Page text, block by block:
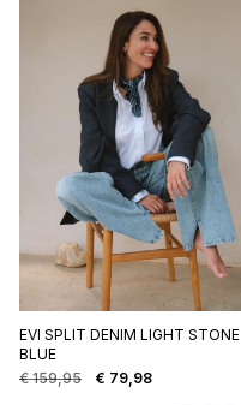
EVI SPLIT DENIM LIGHT STONE
BLUE
€159,95
Oorspronkelijke
€ 79,98
Huidige